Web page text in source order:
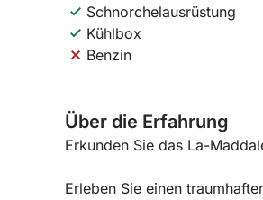
Schnorchelausrüstung
Kühlbox
Benzin
Über die Erfahrung
Erkunden Sie das La-
Erleben Sie einen